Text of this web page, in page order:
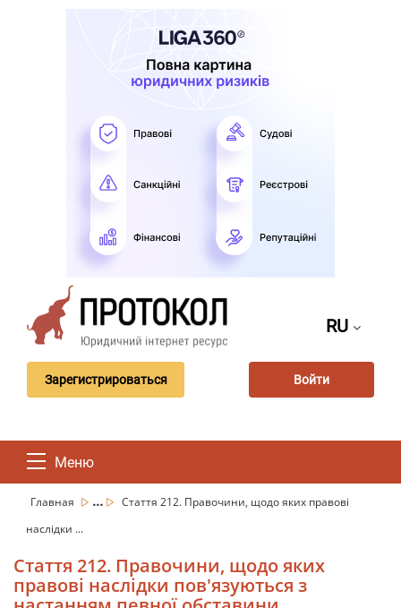
RU
Зарегистрироваться Войти
Меню
Главная ...
Стаття 212. Правочини, щодо яких правові
наслідки ...
Стаття 212. Правочини, щодо яких
правові наслідки пов'язуються з